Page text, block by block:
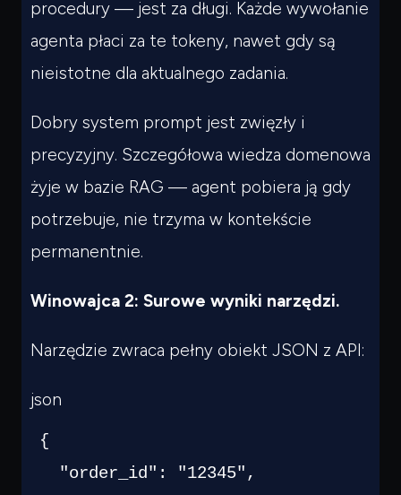
procedury — jest za długi. Każde wywołanie
agenta płaci za te tokeny, nawet gdy są
nieistotne dla aktualnego zadania.
Dobry system prompt jest zwięzły i
precyzyjny. Szczegółowa wiedza domenowa
żyje w bazie RAG — agent pobiera ją gdy
potrzebuje, nie trzyma w kontekście
permanentnie.
Winowajca 2: Surowe wyniki narzędzi.
Narzędzie zwraca pełny obiekt JSON z API:
json
{
"order_id" : "12345" ,
Czego